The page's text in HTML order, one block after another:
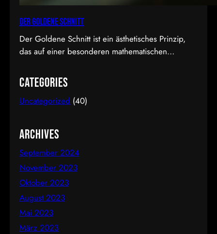
Der Goldene Schnitt
Der Goldene Schnitt ist ein ästhetisches Prinzip,
das auf einer besonderen mathematischen
Fotografie und im Film Anwendung findet. Diese
Proportion wird als besonders harmonisch und
natürlich empfunden. Sie ist etwa 1,618 zu 1, was
Folge bekannt ist. Mathematische Erklärung des
Goldenen…
Categories
Uncategorized (40)
Archives
September 2024
November 2023
Oktober 2023
August 2023
Mai 2023
März 2023